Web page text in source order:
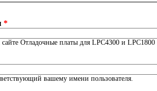
*
Отладочные платы для LPC4300 и LPC1800
вашему имени пользователя.